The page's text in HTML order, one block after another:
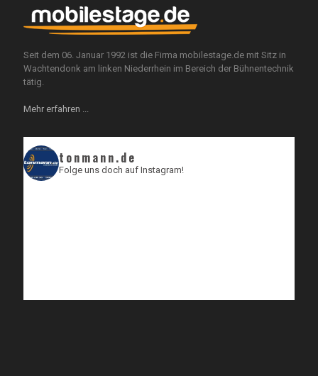
Seit dem 06. Januar 1992 ist die Firma mobilestage.de mit Sitz in
Wachtendonk am linken Niederrhein im Bereich der Bühnentechnik
tätig.
Mehr erfahren ...
tonmann.de
Folge uns doch auf Instagram!